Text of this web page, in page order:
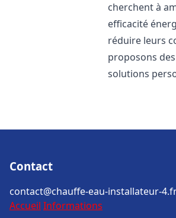
cherchent à
efficacité
réduire leurs
proposons
solutions
Contact
contact@chauffe-eau-installateur-
Accueil Informations